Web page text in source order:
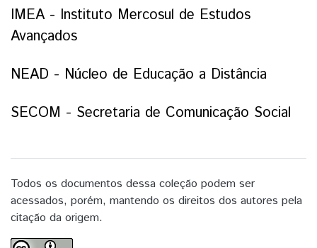
IMEA - Instituto Mercosul de Estudos
Avançados
NEAD - Núcleo de Educação a Distância
SECOM - Secretaria de Comunicação Social
Todos os documentos dessa coleção podem ser
acessados, porém, mantendo os direitos dos autores pela
citação da origem.